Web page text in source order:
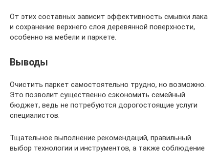
От этих составных зависит эффективность смывки лака
и сохранение верхнего слоя деревянной поверхности,
особенно на мебели и паркете.
Выводы
Очистить паркет самостоятельно трудно, но возможно.
Это позволит существенно сэкономить семейный
бюджет, ведь не потребуются дорогостоящие услуги
специалистов.
Тщательное выполнение рекомендаций, правильный
выбор технологии и инструментов, а также соблюдение